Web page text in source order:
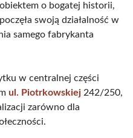
o bogatej historii,
swoją działalność w
samego fabrykanta
w centralnej części
ul. Piotrkowskiej 242/250,
zarówno dla